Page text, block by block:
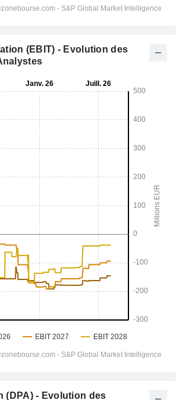
(EBIT) - Evolution des
(DPA) - Evolution des